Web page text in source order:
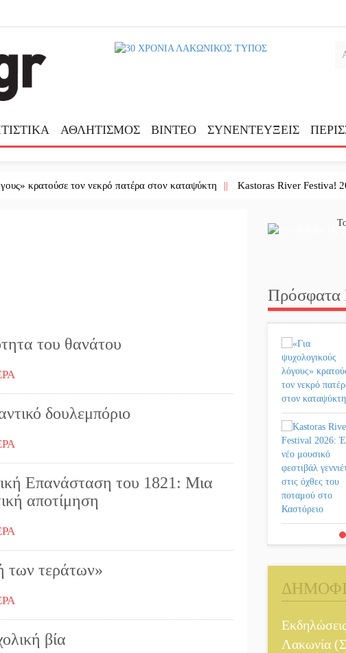
ΑΘΛΗΤΙΣΜΟΣ ΒΙΝΤΕΟ ΣΥΝΕΝΤΕΥΞΕΙΣ
κρατούσε τον νεκρό πατέρα στον καταψύκτη || Kastoras River Festival 2026:
του θανάτου
δουλεμπόριο
Επανάσταση του 1821: Μια
αποτίμηση
των τεράτων»
βία
Πρόσφατα
Λακωνία